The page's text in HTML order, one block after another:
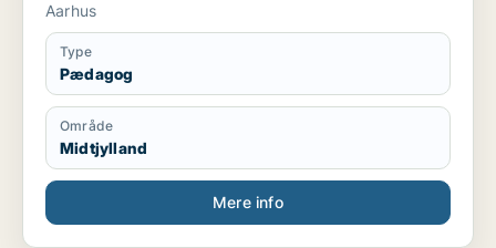
Aarhus
Type
Pædagog
Område
Midtjylland
Mere info